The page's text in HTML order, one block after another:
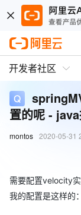
开发者社区
置的呢 -
montos 2020-05-31
需要配置velocity
我的配置是这样的：